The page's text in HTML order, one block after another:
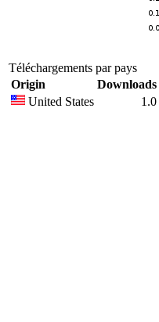
Téléchargements par pays
Origin
Downloads
United States
1.0